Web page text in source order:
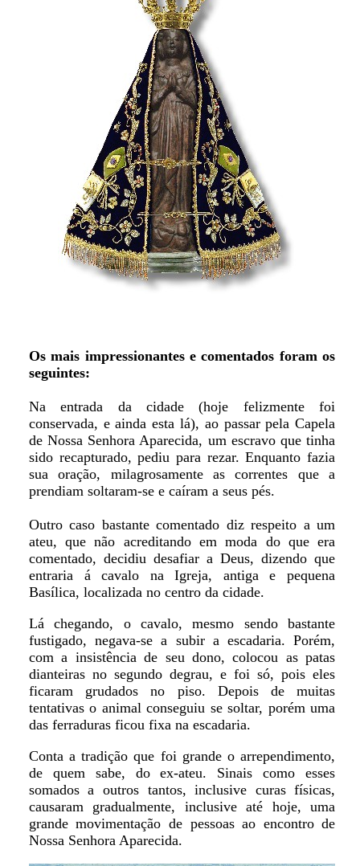
Os mais impressionantes e comentados foram os
seguintes:
Na entrada da cidade (hoje felizmente foi
conservada, e ainda esta lá), ao passar pela Capela
de Nossa Senhora Aparecida, um escravo que tinha
sido recapturado, pediu para rezar. Enquanto fazia
sua oração, milagrosamente as correntes que a
prendiam soltaram-se e caíram a seus pés.
Outro caso bastante comentado diz respeito a um
ateu, que não acreditando em moda do que era
comentado, decidiu desafiar a Deus, dizendo que
entraria á cavalo na Igreja, antiga e pequena
Basílica, localizada no centro da cidade.
Lá chegando, o cavalo, mesmo sendo bastante
fustigado, negava-se a subir a escadaria. Porém,
com a insistência de seu dono, colocou as patas
dianteiras no segundo degrau, e foi só, pois eles
ficaram grudados no piso. Depois de muitas
tentativas o animal conseguiu se soltar, porém uma
das ferraduras ficou fixa na escadaria.
Conta a tradição que foi grande o arrependimento,
de quem sabe, do ex-ateu. Sinais como esses
somados a outros tantos, inclusive curas físicas,
causaram gradualmente, inclusive até hoje, uma
grande movimentação de pessoas ao encontro de
Nossa Senhora Aparecida.